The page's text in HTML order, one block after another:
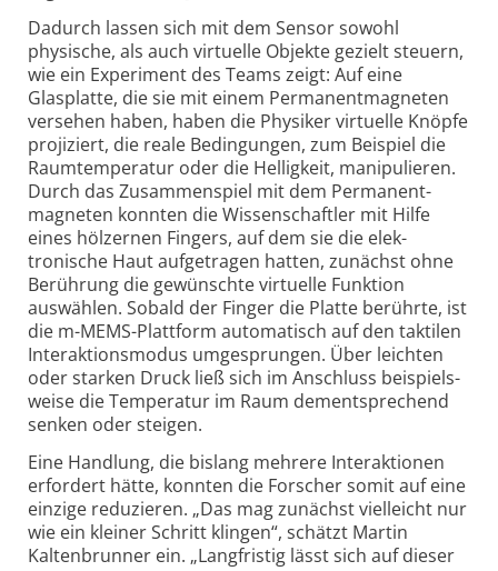
Dadurch lassen sich mit dem Sensor sowohl
physische, als auch virtuelle Objekte gezielt steuern,
wie ein Experiment des Teams zeigt: Auf eine
Glasplatte, die sie mit einem Permanent­magneten
versehen haben, haben die Physiker virtuelle Knöpfe
projiziert, die reale Bedingungen, zum Beispiel die
Raumtemperatur oder die Helligkeit, manipulieren.
Durch das Zusammenspiel mit dem Permanent­
magneten konnten die Wissenschaftler mit Hilfe
eines hölzernen Fingers, auf dem sie die elek­
tronische Haut aufgetragen hatten, zunächst ohne
Berührung die gewünschte virtuelle Funktion
auswählen. Sobald der Finger die Platte berührte, ist
die m-MEMS-Plattform automatisch auf den taktilen
Interaktions­modus umgesprungen. Über leichten
oder starken Druck ließ sich im Anschluss beispiels­
weise die Temperatur im Raum dement­sprechend
senken oder steigen.
Eine Handlung, die bislang mehrere Interaktionen
erfordert hätte, konnten die Forscher somit auf eine
einzige reduzieren. „Das mag zunächst vielleicht nur
wie ein kleiner Schritt klingen“, schätzt Martin
Kalten­brunner ein. „Langfristig lässt sich auf dieser